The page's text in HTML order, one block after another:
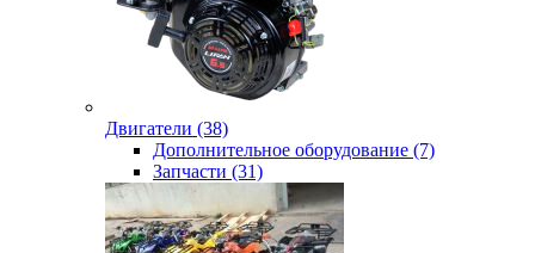
Двигатели (38)
Дополнительное оборудование (7)
Запчасти (31)